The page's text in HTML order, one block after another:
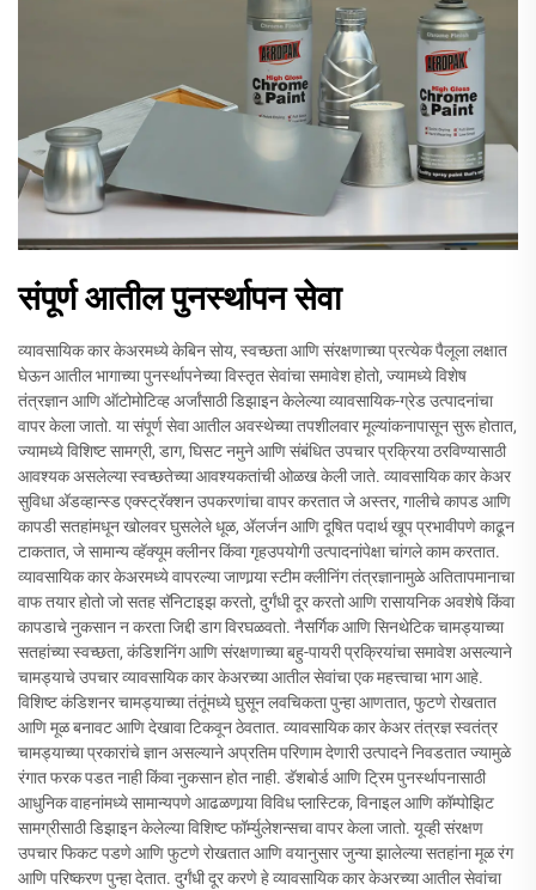
संपूर्ण आतील पुनर्स्थापन सेवा
व्यावसायिक कार केअरमध्ये केबिन सोय, स्वच्छता आणि संरक्षणाच्या प्रत्येक पैलूला लक्षात
घेऊन आतील भागाच्या पुनर्स्थापनेच्या विस्तृत सेवांचा समावेश होतो, ज्यामध्ये विशेष
तंत्रज्ञान आणि ऑटोमोटिव्ह अर्जांसाठी डिझाइन केलेल्या व्यावसायिक-ग्रेड उत्पादनांचा
वापर केला जातो. या संपूर्ण सेवा आतील अवस्थेच्या तपशीलवार मूल्यांकनापासून सुरू होतात,
ज्यामध्ये विशिष्ट सामग्री, डाग, घिसट नमुने आणि संबंधित उपचार प्रक्रिया ठरविण्यासाठी
आवश्यक असलेल्या स्वच्छतेच्या आवश्यकतांची ओळख केली जाते. व्यावसायिक कार केअर
सुविधा अ‍ॅडव्हान्स्ड एक्स्ट्रॅक्शन उपकरणांचा वापर करतात जे अस्तर, गालीचे कापड आणि
कापडी सतहांमधून खोलवर घुसलेले धूळ, अ‍ॅलर्जन आणि दूषित पदार्थ खूप प्रभावीपणे काढून
टाकतात, जे सामान्य व्हॅक्यूम क्लीनर किंवा गृहउपयोगी उत्पादनांपेक्षा चांगले काम करतात.
व्यावसायिक कार केअरमध्ये वापरल्या जाणार्‍या स्टीम क्लीनिंग तंत्रज्ञानामुळे अतितापमानाचा
वाफ तयार होतो जो सतह सॅनिटाइझ करतो, दुर्गंधी दूर करतो आणि रासायनिक अवशेषे किंवा
कापडाचे नुकसान न करता जिद्दी डाग विरघळवतो. नैसर्गिक आणि सिनथेटिक चामड्याच्या
सतहांच्या स्वच्छता, कंडिशनिंग आणि संरक्षणाच्या बहु-पायरी प्रक्रियांचा समावेश असल्याने
चामड्याचे उपचार व्यावसायिक कार केअरच्या आतील सेवांचा एक महत्त्वाचा भाग आहे.
विशिष्ट कंडिशनर चामड्याच्या तंतूंमध्ये घुसून लवचिकता पुन्हा आणतात, फुटणे रोखतात
आणि मूळ बनावट आणि देखावा टिकवून ठेवतात. व्यावसायिक कार केअर तंत्रज्ञ स्वतंत्र
चामड्याच्या प्रकारांचे ज्ञान असल्याने अप्रतिम परिणाम देणारी उत्पादने निवडतात ज्यामुळे
रंगात फरक पडत नाही किंवा नुकसान होत नाही. डॅशबोर्ड आणि ट्रिम पुनर्स्थापनासाठी
आधुनिक वाहनांमध्ये सामान्यपणे आढळणार्‍या विविध प्लास्टिक, विनाइल आणि कॉम्पोझिट
सामग्रीसाठी डिझाइन केलेल्या विशिष्ट फॉर्म्युलेशन्सचा वापर केला जातो. यूव्ही संरक्षण
उपचार फिकट पडणे आणि फुटणे रोखतात आणि वयानुसार जुन्या झालेल्या सतहांना मूळ रंग
आणि परिष्करण पुन्हा देतात. दुर्गंधी दूर करणे हे व्यावसायिक कार केअरच्या आतील सेवांचा